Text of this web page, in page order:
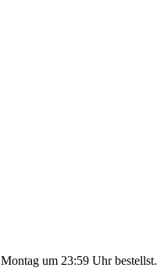
Montag um 23:59 Uhrbestellst.